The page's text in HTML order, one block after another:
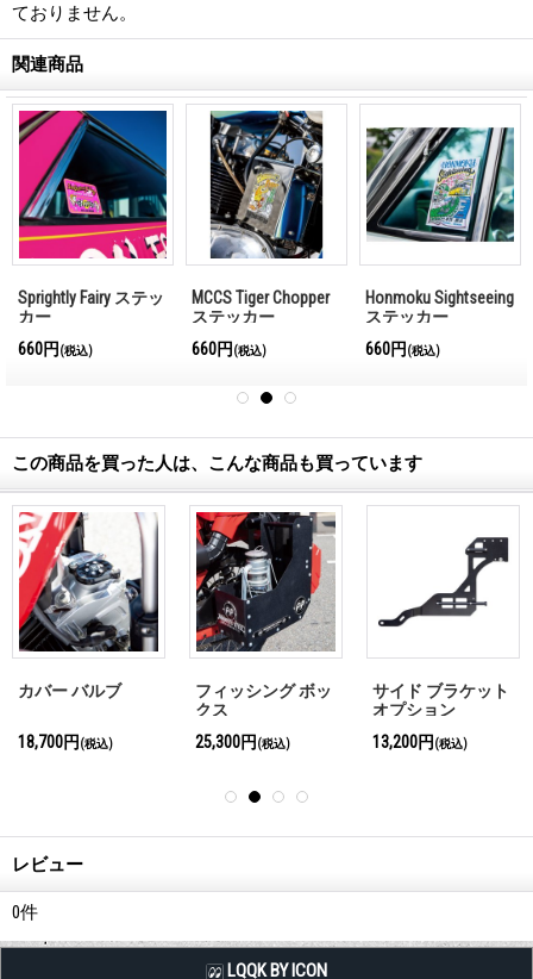
ておりません。
関連商品
Sprightly Fairy ステッ
カー
660円 (税込)
MCCS Tiger Chopper
ステッカー
660円 (税込)
Honmoku Sightseeing
ステッカー
660円 (税込)
この商品を買った人は、こんな商品も買っています
カバー バルブ
18,700円 (税込)
フィッシング ボッ
クス
25,300円 (税込)
サイド ブラケット
オプション
13,200円 (税込)
レビュー
0件
LQQK BY ICON